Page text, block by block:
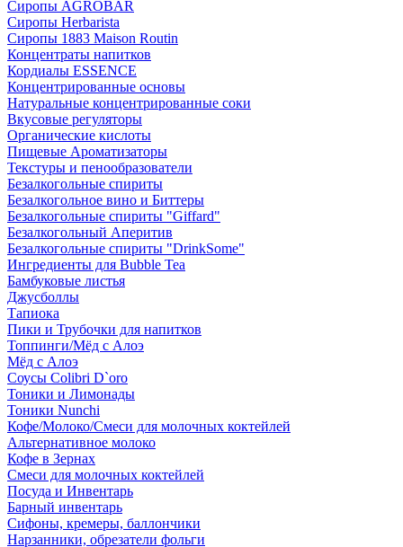
Сиропы AGROBAR
Сиропы Herbarista
Сиропы 1883 Maison Routin
Концентраты напитков
Кордиалы ESSENCE
Концентрированные основы
Натуральные концентрированные соки
Вкусовые регуляторы
Органические кислоты
Пищевые Ароматизаторы
Текстуры и пенообразователи
Безалкогольные спириты
Безалкогольное вино и Биттеры
Безалкогольные спириты "Giffard"
Безалкогольный Аперитив
Безалкогольные спириты "DrinkSome"
Ингредиенты для Bubble Tea
Бамбуковые листья
Джусболлы
Тапиока
Пики и Трубочки для напитков
Топпинги/Мёд с Алоэ
Мёд с Алоэ
Соусы Colibri D`oro
Тоники и Лимонады
Тоники Nunchi
Кофе/Молоко/Смеси для молочных коктейлей
Альтернативное молоко
Кофе в Зернах
Смеси для молочных коктейлей
Посуда и Инвентарь
Барный инвентарь
Сифоны, кремеры, баллончики
Нарзанники, обрезатели фольги